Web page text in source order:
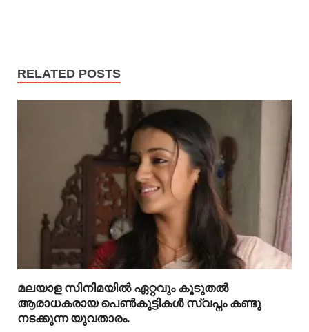
RELATED POSTS
മലയാള സിനിമയിൽ ഏറ്റവും കൂടുതൽ
ആരാധകരായ പെൺകുട്ടികൾ സ്വപ്നം കണ്ടു
നടക്കുന്ന യുവതാരം.